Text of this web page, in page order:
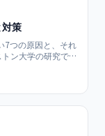
策
7つの原因と、それ
ン大学の研究で
断できるチェック